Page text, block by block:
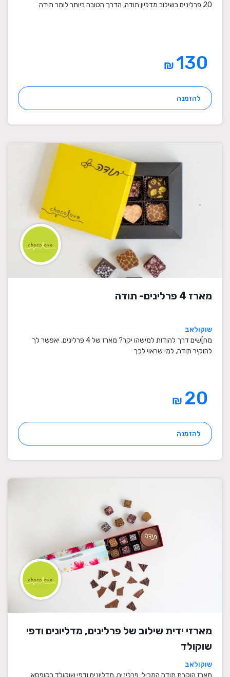
20 פרלינים בשילוב מדליון תודה, הדרך הטובה ביותר לומר תודה
₪
להזמנה
מארז 4 פרלינים- תודה
שוקולאב
מח]שים דרך להודות למישהו יקר? מארז של 4 פרלינים, יאפשר לך
להוקיר תודה, למי שראוי לכך
₪
להזמנה
מארזי ידית שילוב של פרלינים, מדליונים ודפי
שוקולד
שוקולאב
מארז הוקרת תודה המכיל: פרלינים, מדליונים ודפי שוקולד בקופסא